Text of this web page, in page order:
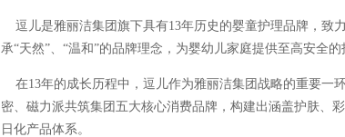
逗儿是雅丽洁集团旗下具有13年历史的婴童护理品牌，致
承“天然”、“温和”的品牌理念，为婴幼儿家庭提供至高安全的
在13年的成长历程中，逗儿作为雅丽洁集团战略的重要一
密、磁力派共筑集团五大核心消费品牌，构建出涵盖护肤、
日化产品体系。